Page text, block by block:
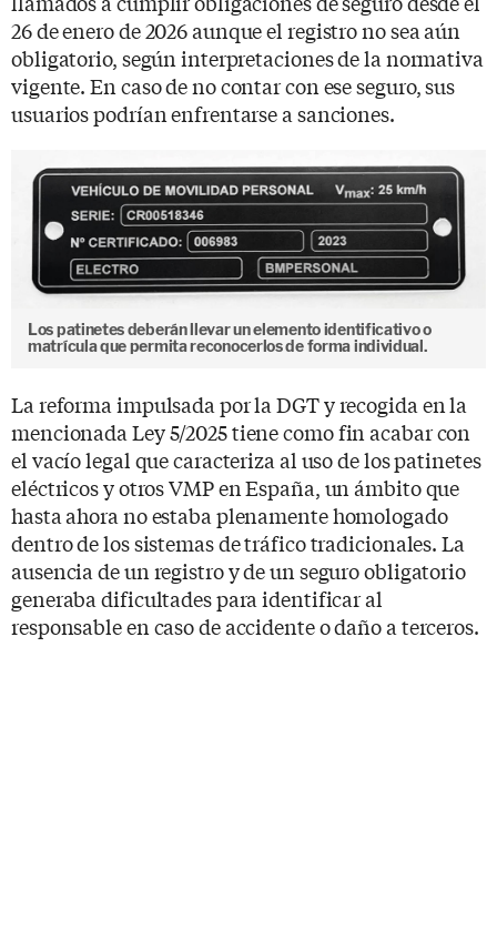
26 de enero de 2026 aunque el registro no sea aún
obligatorio, según interpretaciones de la normativa
vigente. En caso de no contar con ese seguro, sus
usuarios podrían enfrentarse a sanciones.
Los patinetes deberán llevar un elemento identificativo o
matrícula que permita reconocerlos de forma individual.
La reforma impulsada por la DGT y recogida en la
mencionada Ley 5/2025 tiene como fin acabar con
el vacío legal que caracteriza al uso de los patinetes
eléctricos y otros VMP en España, un ámbito que
hasta ahora no estaba plenamente homologado
dentro de los sistemas de tráfico tradicionales. La
ausencia de un registro y de un seguro obligatorio
generaba dificultades para identificar al
responsable en caso de accidente o daño a terceros.